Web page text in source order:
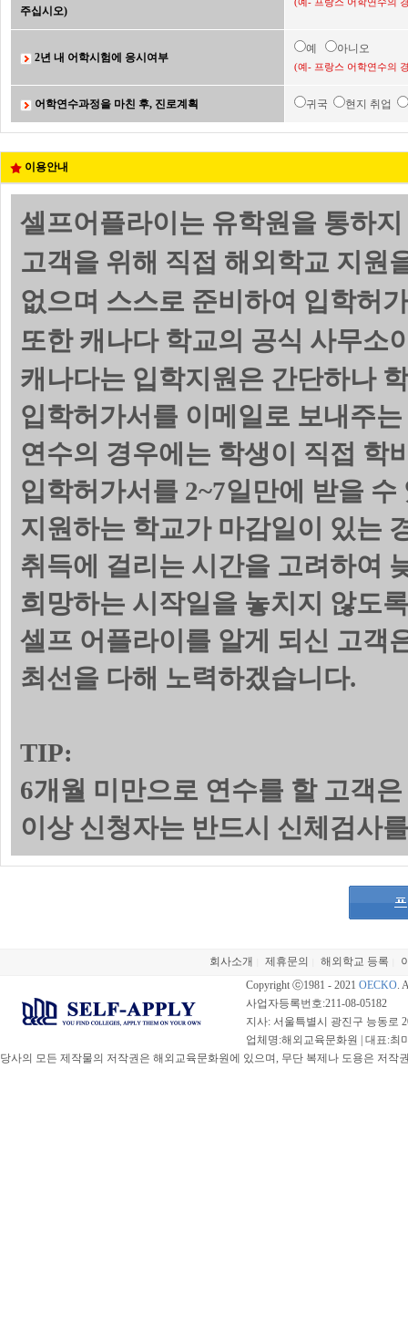
주십시오)
2년 내 어학시험에 응시여부
예 아니오
(예- 프랑스 어학연수의
어학연수과정을 마친 후, 진로계획 귀국 현지 취업
이용안내
셀프어플라이는 유학원을 통하
고객을 위해 직접 해외학교 지원
없으며 스스로 준비하여 입학허
또한 캐나다 학교의 공식 사무소
캐나다는 입학지원은 간단하나
입학허가서를 이메일로 보내주
연수의 경우에는 학생이 직접 학
입학허가서를 2~7일만에 받을 수
지원하는 학교가 마감일이 있는
취득에 걸리는 시간을 고려하여
희망하는 시작일을 놓치지 않도
셀프 어플라이를 알게 되신 고객
최선을 다해 노력하겠습니다.
TIP:
6개월 미만으로 연수를 할 고객
이상 신청자는 반드시 신체검사
회사소개 제휴문의 해외학교 등록
Copyright ⓒ1981 - 2021 OECKO.
사업자등록번호:211-08-05182
지사: 서울특별시 광진구 능동로
업체명:해외교육문화원 | 대표:최
당사의 모든 제작물의 저작권은 해외교육문화원에 있으며, 무단 복제나 도용은 저